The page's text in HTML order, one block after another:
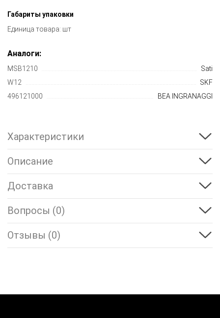
Габариты упаковки
Единица товара: шт
Аналоги:
MSB1210
Sati
W12
SKF
496121000
BEA INGRANAGGI
Характеристики
Описание
Доставка
Вопросы (0)
Отзывы (0)